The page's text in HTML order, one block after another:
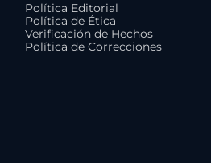
Política Editorial
Política de Ética
Verificación de Hechos
Política de Correcciones